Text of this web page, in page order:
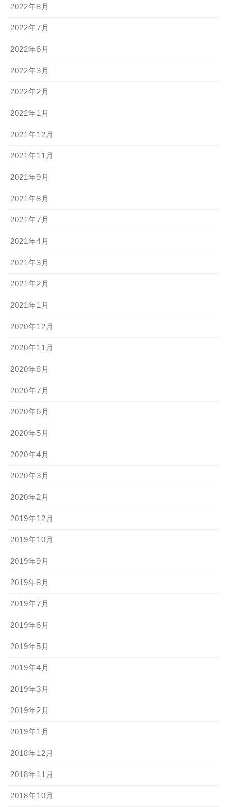
2022年8月
2022年7月
2022年6月
2022年3月
2022年2月
2022年1月
2021年12月
2021年11月
2021年9月
2021年8月
2021年7月
2021年4月
2021年3月
2021年2月
2021年1月
2020年12月
2020年11月
2020年8月
2020年7月
2020年6月
2020年5月
2020年4月
2020年3月
2020年2月
2019年12月
2019年10月
2019年9月
2019年8月
2019年7月
2019年6月
2019年5月
2019年4月
2019年3月
2019年2月
2019年1月
2018年12月
2018年11月
2018年10月